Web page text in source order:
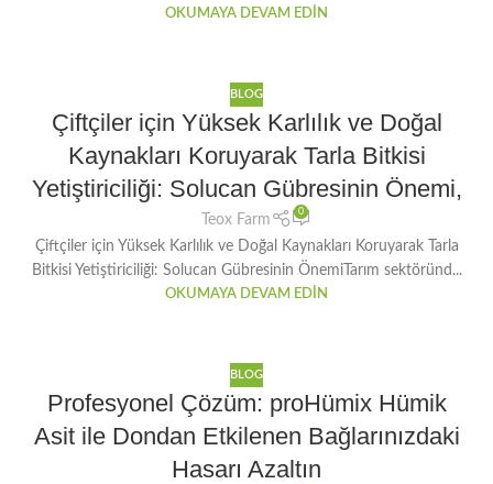
OKUMAYA DEVAM EDIN
BLOG
Çiftçiler için Yüksek Karlılık ve Doğal
Kaynakları Koruyarak Tarla Bitkisi
Yetiştiriciliği: Solucan Gübresinin Önemi,
Teox Farm
0
Çiftçiler için Yüksek Karlılık ve Doğal Kaynakları Koruyarak Tarla
Bitkisi Yetiştiriciliği: Solucan Gübresinin ÖnemiTarım sektöründ...
OKUMAYA DEVAM EDIN
BLOG
Profesyonel Çözüm: proHümix Hümik
Asit ile Dondan Etkilenen Bağlarınızdaki
Hasarı Azaltın